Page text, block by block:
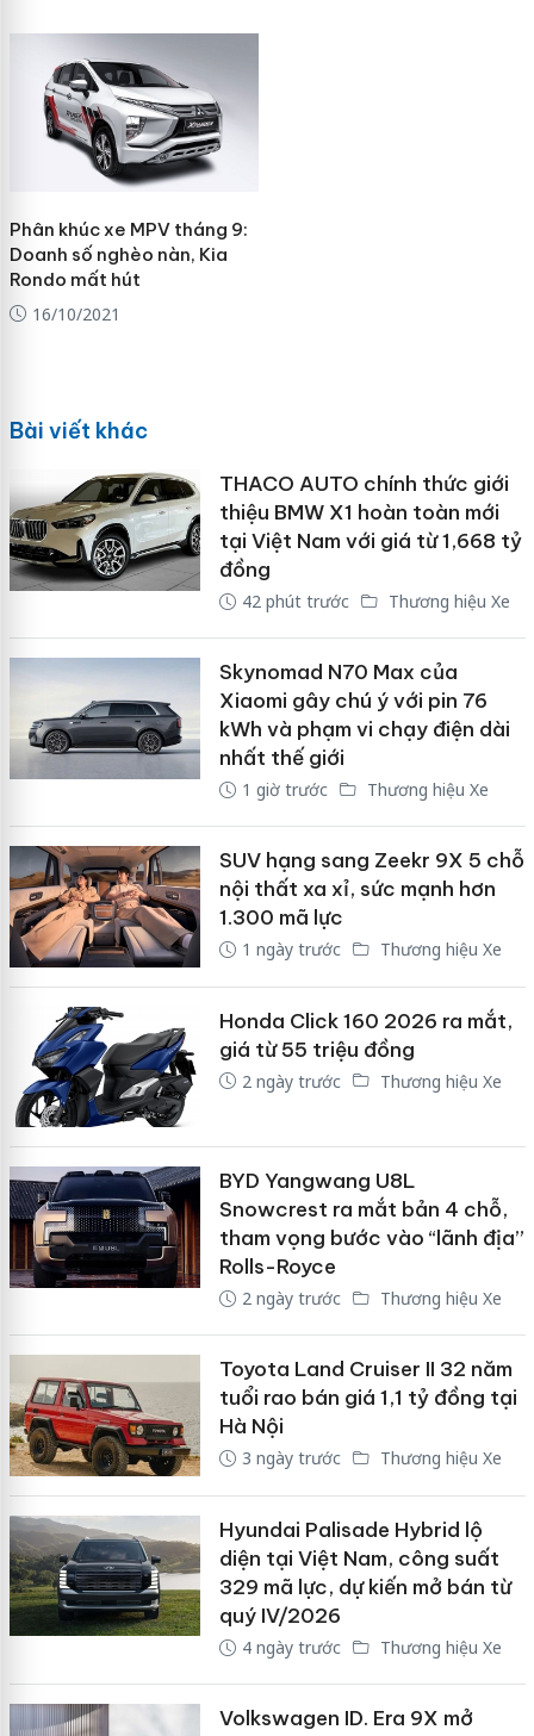
Phân khúc xe MPV tháng 9:
Doanh số nghèo nàn, Kia
Rondo mất hút
16/10/2021
Bài viết khác
THACO AUTO chính thức giới
thiệu BMW X1 hoàn toàn mới
tại Việt Nam với giá từ 1,668 tỷ
đồng
42 phút trước Thương hiệu Xe
Skynomad N70 Max của
Xiaomi gây chú ý với pin 76
kWh và phạm vi chạy điện dài
nhất thế giới
1 giờ trước Thương hiệu Xe
SUV hạng sang Zeekr 9X 5 chỗ
nội thất xa xỉ, sức mạnh hơn
1.300 mã lực
1 ngày trước Thương hiệu Xe
Honda Click 160 2026 ra mắt,
giá từ 55 triệu đồng
2 ngày trước Thương hiệu Xe
BYD Yangwang U8L
Snowcrest ra mắt bản 4 chỗ,
tham vọng bước vào “lãnh địa”
Rolls-Royce
2 ngày trước Thương hiệu Xe
Toyota Land Cruiser II 32 năm
tuổi rao bán giá 1,1 tỷ đồng tại
Hà Nội
3 ngày trước Thương hiệu Xe
Hyundai Palisade Hybrid lộ
diện tại Việt Nam, công suất
329 mã lực, dự kiến mở bán từ
quý IV/2026
4 ngày trước Thương hiệu Xe
Volkswagen ID. Era 9X mở